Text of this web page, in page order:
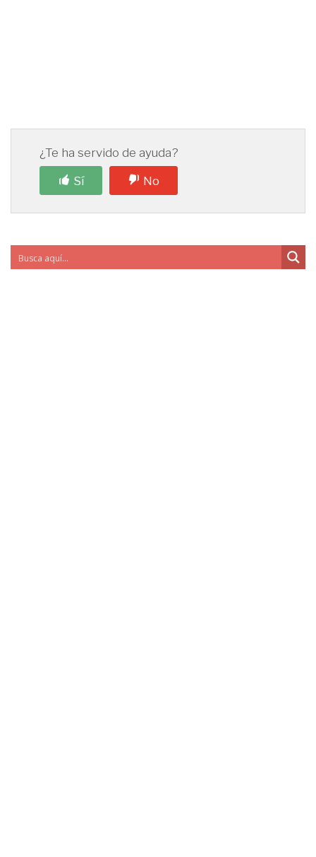
¿Te ha servido de ayuda?
Sí
No